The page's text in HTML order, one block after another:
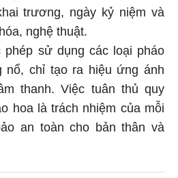
trương, ngày kỷ niệm và
nghệ thuật.
sử dụng các loại pháo
nổ, chỉ tạo ra hiệu ứng ánh
thanh. Việc tuân thủ quy
hoa là trách nhiệm của mỗi
an toàn cho bản thân và